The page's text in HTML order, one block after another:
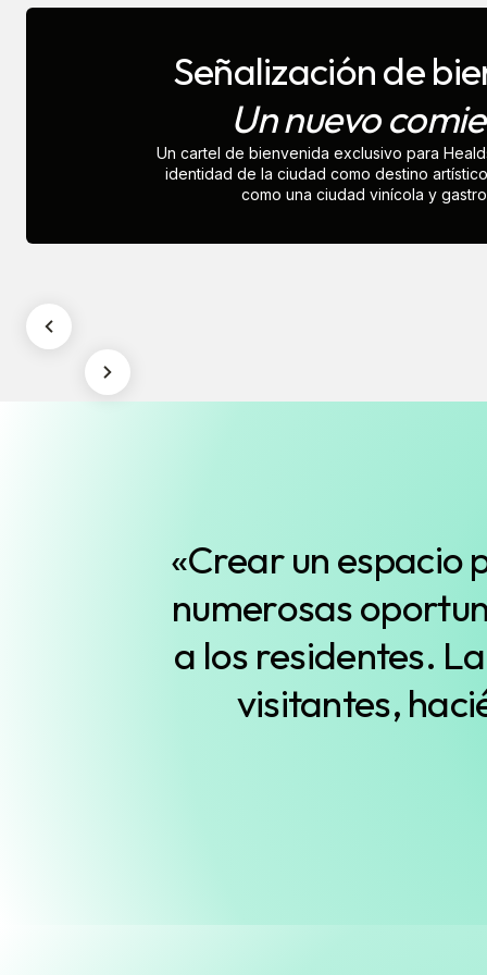
Señalización de
Un nuevo
Un cartel de bienvenida exclusivo para
identidad de la ciudad como destino
como una ciudad vinícola y
«Crear un espacio
numerosas
a los residentes.
visitantes,